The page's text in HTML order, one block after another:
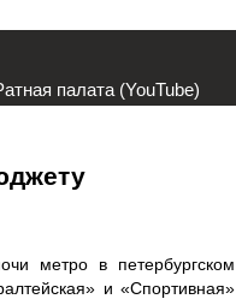
палата (YouTube)
метро в петербургском
и «Спортивная»